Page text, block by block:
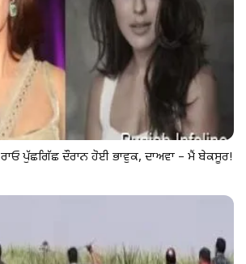
ਪੁੱਛਗਿੱਛ ਦੌਰਾਨ ਹੋਈ ਭਾਵੁਕ, ਦਾਅਵਾ – ਮੈਂ ਬੇਕਸੂਰ!